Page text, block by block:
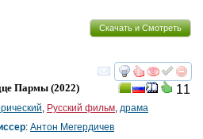
Скачать и Смотреть
смотреть
11
Пармы(2022)
, Русский фильм, драма
: Антон Мегердичев